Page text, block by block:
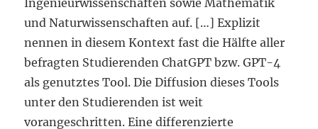
Ingenieurwissenschaften sowie Mathematik
und Naturwissenschaften auf. […] Explizit
nennen in diesem Kontext fast die Hälfte aller
befragten Studierenden ChatGPT bzw. GPT-4
als genutztes Tool. Die Diffusion dieses Tools
unter den Studierenden ist weit
vorangeschritten. Eine differenzierte